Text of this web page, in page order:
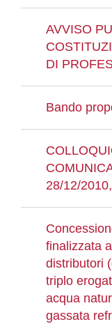
AVVISO
DI
Bando
28/12/
finalizzata
distributori
triplo
acqua
gassata